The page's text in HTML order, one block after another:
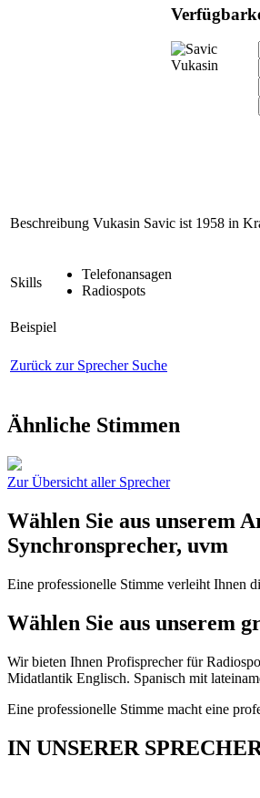
Beschreibung Vukasin Savic ist 1958 in
Skills
Telefonansagen
Radiospots
Beispiel
Zurück zur Sprecher Suche
Ähnliche Stimmen
Zur Übersicht aller Sprecher
Wählen Sie aus unserem
Synchronsprecher, uvm
Eine professionelle Stimme verleiht Ihnen
Wählen Sie aus unserem
Wir bieten Ihnen Profisprecher für
Midatlantik Englisch. Spanisch mit
Eine professionelle Stimme macht eine
IN UNSERER